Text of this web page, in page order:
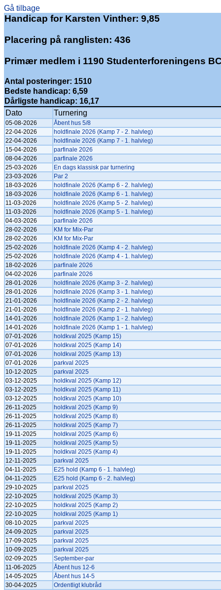
Gå tilbage
Handicap for Karsten Vinther: 9,85
Placering på ranglisten: 436
Primær medlem i 1190 Studenterforeningens
Antal posteringer: 1510
Bedste handicap: 6,59
Dårligste handicap: 16,17
Dato
Turnering
05-08-2026
Åbent hus 5/8
22-04-2026
holdfinale 2026 (Kamp 7 - 2. halvleg)
22-04-2026
holdfinale 2026 (Kamp 7 - 1. halvleg)
15-04-2026
parfinale 2026
08-04-2026
parfinale 2026
25-03-2026
En dags klassisk par turnering
23-03-2026
Par 2
18-03-2026
holdfinale 2026 (Kamp 6 - 2. halvleg)
18-03-2026
holdfinale 2026 (Kamp 6 - 1. halvleg)
11-03-2026
holdfinale 2026 (Kamp 5 - 2. halvleg)
11-03-2026
holdfinale 2026 (Kamp 5 - 1. halvleg)
04-03-2026
parfinale 2026
28-02-2026
KM for Mix-Par
28-02-2026
KM for Mix-Par
25-02-2026
holdfinale 2026 (Kamp 4 - 2. halvleg)
25-02-2026
holdfinale 2026 (Kamp 4 - 1. halvleg)
18-02-2026
parfinale 2026
04-02-2026
parfinale 2026
28-01-2026
holdfinale 2026 (Kamp 3 - 2. halvleg)
28-01-2026
holdfinale 2026 (Kamp 3 - 1. halvleg)
21-01-2026
holdfinale 2026 (Kamp 2 - 2. halvleg)
21-01-2026
holdfinale 2026 (Kamp 2 - 1. halvleg)
14-01-2026
holdfinale 2026 (Kamp 1 - 2. halvleg)
14-01-2026
holdfinale 2026 (Kamp 1 - 1. halvleg)
07-01-2026
holdkval 2025 (Kamp 15)
07-01-2026
holdkval 2025 (Kamp 14)
07-01-2026
holdkval 2025 (Kamp 13)
07-01-2026
parkval 2025
10-12-2025
parkval 2025
03-12-2025
holdkval 2025 (Kamp 12)
03-12-2025
holdkval 2025 (Kamp 11)
03-12-2025
holdkval 2025 (Kamp 10)
26-11-2025
holdkval 2025 (Kamp 9)
26-11-2025
holdkval 2025 (Kamp 8)
26-11-2025
holdkval 2025 (Kamp 7)
19-11-2025
holdkval 2025 (Kamp 6)
19-11-2025
holdkval 2025 (Kamp 5)
19-11-2025
holdkval 2025 (Kamp 4)
12-11-2025
parkval 2025
04-11-2025
E25 hold (Kamp 6 - 1. halvleg)
04-11-2025
E25 hold (Kamp 6 - 2. halvleg)
29-10-2025
parkval 2025
22-10-2025
holdkval 2025 (Kamp 3)
22-10-2025
holdkval 2025 (Kamp 2)
22-10-2025
holdkval 2025 (Kamp 1)
08-10-2025
parkval 2025
24-09-2025
parkval 2025
17-09-2025
parkval 2025
10-09-2025
parkval 2025
02-09-2025
September-par
11-06-2025
Åbent hus 12-6
14-05-2025
Åbent hus 14-5
30-04-2025
Ordentligt klubråd